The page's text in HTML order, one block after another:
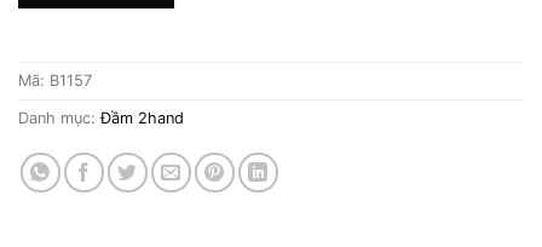
Mã: B1157
Danh mục:Đầm 2hand